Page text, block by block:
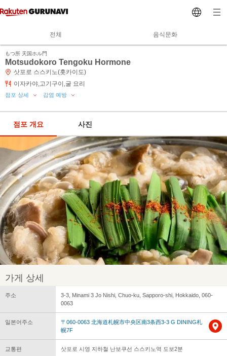
전체 음식문화
もつ所 天国ホル門
Motsudokoro Tengoku Hormone
삿포로 스스키노(홋카이도)
이자카야,고기구이,굴 요리
점포 상세 감염 예방
점포 개요 사진
가게 상세
주소
3-3, Minami 3 Jo Nishi, Chuo-ku, Sapporo-shi, Hokkaido, 060-
0063
일본어주소
〒060-0063 北海道札幌市中央区南3条西3-3 G DINING札
幌7F
교통편 삿포로 시영 지하철 난보쿠선 스스키노역 도보2분